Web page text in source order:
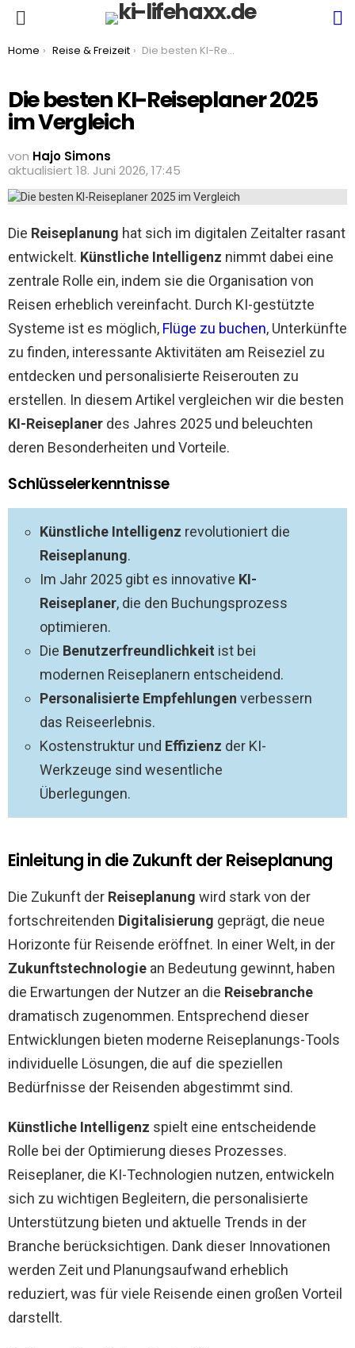
You are here:
Home Reise & Freizeit Die besten KI-Reiseplaner 2025 im Vergleich
Die besten KI-Reiseplaner 2025
im Vergleich
von Hajo Simons
aktualisiert 18. Juni 2026, 17:45
Die Reiseplanung hat sich im digitalen Zeitalter rasant
entwickelt. Künstliche Intelligenz nimmt dabei eine
zentrale Rolle ein, indem sie die Organisation von
Reisen erheblich vereinfacht. Durch KI-gestützte
Systeme ist es möglich, Flüge zu buchen, Unterkünfte
zu finden, interessante Aktivitäten am Reiseziel zu
entdecken und personalisierte Reiserouten zu
erstellen. In diesem Artikel vergleichen wir die besten
KI-Reiseplaner des Jahres 2025 und beleuchten
deren Besonderheiten und Vorteile.
Schlüsselerkenntnisse
Künstliche Intelligenz revolutioniert die
Reiseplanung.
Im Jahr 2025 gibt es innovative KI-
Reiseplaner, die den Buchungsprozess
optimieren.
Die Benutzerfreundlichkeit ist bei
modernen Reiseplanern entscheidend.
Personalisierte Empfehlungen verbessern
das Reiseerlebnis.
Kostenstruktur und Effizienz der KI-
Werkzeuge sind wesentliche
Überlegungen.
Einleitung in die Zukunft der Reiseplanung
Die Zukunft der Reiseplanung wird stark von der
fortschreitenden Digitalisierung geprägt, die neue
Horizonte für Reisende eröffnet. In einer Welt, in der
Zukunftstechnologie an Bedeutung gewinnt, haben
die Erwartungen der Nutzer an die Reisebranche
dramatisch zugenommen. Entsprechend dieser
Entwicklungen bieten moderne Reiseplanungs-Tools
individuelle Lösungen, die auf die speziellen
Bedürfnisse der Reisenden abgestimmt sind.
Künstliche Intelligenz spielt eine entscheidende
Rolle bei der Optimierung dieses Prozesses.
Reiseplaner, die KI-Technologien nutzen, entwickeln
sich zu wichtigen Begleitern, die personalisierte
Unterstützung bieten und aktuelle Trends in der
Branche berücksichtigen. Dank dieser Innovationen
werden Zeit und Planungsaufwand erheblich
reduziert, was für viele Reisende einen großen Vorteil
darstellt.